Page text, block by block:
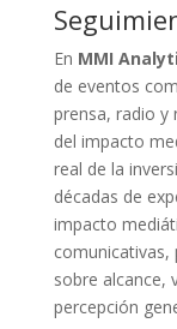
En MMI
de eventos
prensa, radio y
del impacto
real de la
décadas de
impacto
sobre alcance,
percepción